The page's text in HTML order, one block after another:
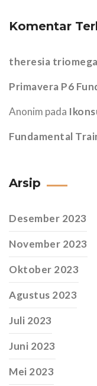
Komentar
theresia
Primavera P6
Anonim pada
Fundamental
Arsip
Desember 2023
November 2023
Oktober 2023
Agustus 2023
Juli 2023
Juni 2023
Mei 2023